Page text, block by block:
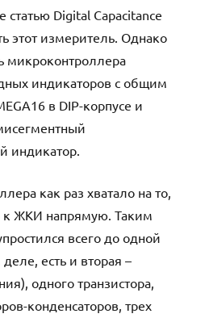
Digital Capacitance
этот измеритель. Однако
микроконтроллера
индикаторов с общим
в DIP-корпусе и
индикатор.
как раз хватало на то,
к ЖКИ напрямую. Таким
всего до одной
есть и вторая –
одного транзистора,
конденсаторов, трех